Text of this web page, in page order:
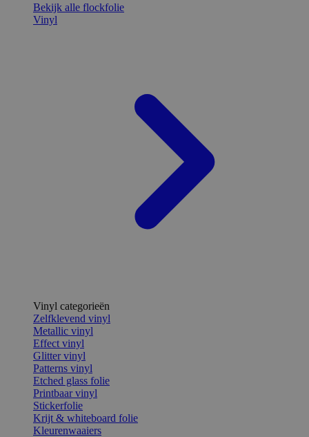
Bekijk alle flockfolie
Vinyl
Vinyl categorieën
Zelfklevend vinyl
Metallic vinyl
Effect vinyl
Glitter vinyl
Patterns vinyl
Etched glass folie
Printbaar vinyl
Stickerfolie
Krijt & whiteboard folie
Kleurenwaaiers